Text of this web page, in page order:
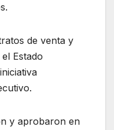
de venta y
Estado
y aprobaron en